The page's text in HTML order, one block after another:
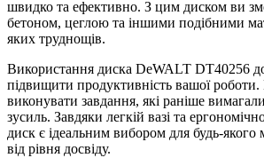
швидко та ефективно. З цим диском ви
бетоном, цеглою та іншими подібними
яких труднощів.
Використання диска DeWALT DT40256
підвищити продуктивність вашої
виконувати завдання, які раніше
зусиль. Завдяки легкій вазі та
диск є ідеальним вибором для будь-якого
від рівня досвіду.